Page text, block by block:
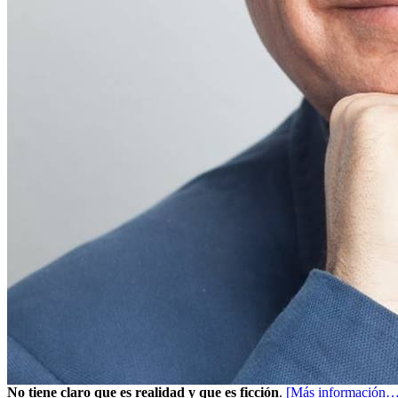
No tiene claro que es realidad y que es ficción. [Más